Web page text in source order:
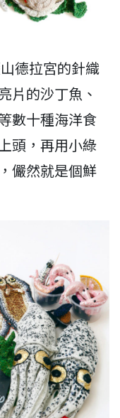
德拉宮的針織
片的沙丁魚、
數十種海洋食
頭，再用小綠
儼然就是個鮮